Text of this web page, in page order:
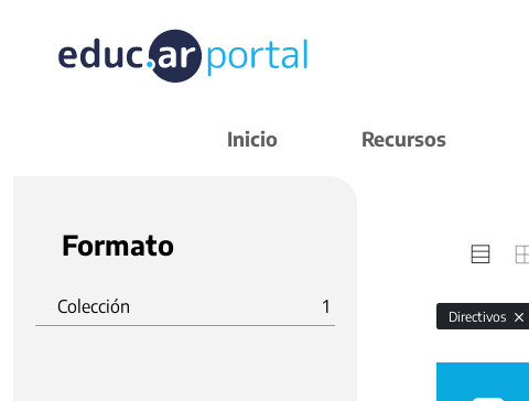
Inicio Recursos
Formato
Colección 1 Directivos